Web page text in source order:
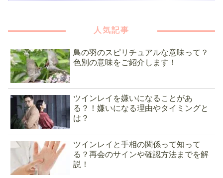
人気記事
鳥の羽のスピリチュアルな意味って？
色別の意味をご紹介します！
ツインレイを嫌いになることがあ
る？！嫌いになる理由やタイミングと
は？
ツインレイと手相の関係って知って
る？再会のサインや確認方法までを解
説！